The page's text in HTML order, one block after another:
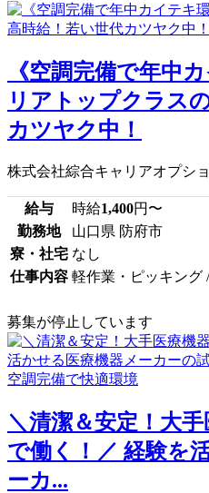
《空調完備で年中
リアトップクラス
カツヤク中！
株式会社綜合キャリアオプシ
給与 時給1,400円〜
勤務地
山口県 防府市
寮・社宅 なし
仕事内容 軽作業・ピッキング
募集が停止しています
＼清潔＆安定！大
で働く！／ 経験を
ーカ...